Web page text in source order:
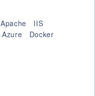
Apache
IIS
Azure
Docker